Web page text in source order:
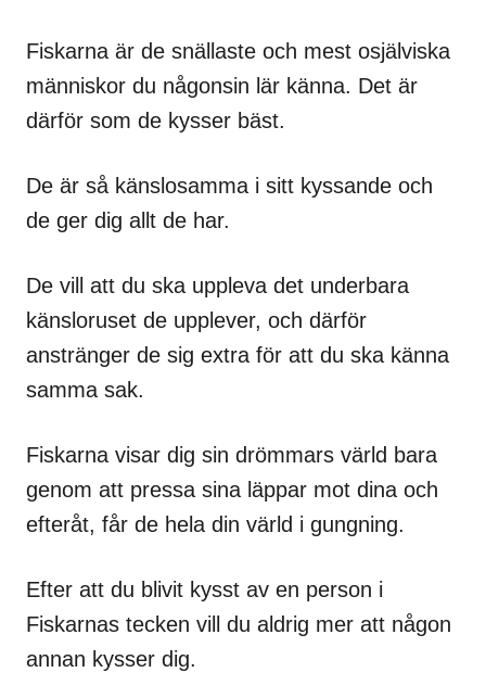
Fiskarna är de snällaste och mest osjälviska
människor du någonsin lär känna. Det är
därför som de kysser bäst.
De är så känslosamma i sitt kyssande och
de ger dig allt de har.
De vill att du ska uppleva det underbara
känsloruset de upplever, och därför
anstränger de sig extra för att du ska känna
samma sak.
Fiskarna visar dig sin drömmars värld bara
genom att pressa sina läppar mot dina och
efteråt, får de hela din värld i gungning.
Efter att du blivit kysst av en person i
Fiskarnas tecken vill du aldrig mer att någon
annan kysser dig.